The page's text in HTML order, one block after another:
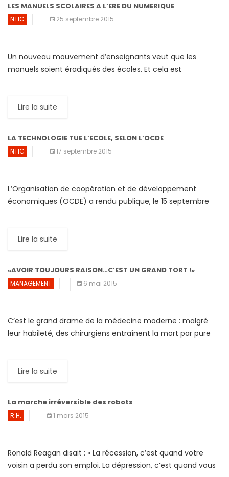
LES MANUELS SCOLAIRES A L’ERE DU NUMERIQUE
NTIC 25 septembre 2015
Un nouveau mouvement d’enseignants veut que les
manuels soient éradiqués des écoles. Et cela est
Lire la suite
LA TECHNOLOGIE TUE L’ECOLE, SELON L’OCDE
NTIC 17 septembre 2015
L’Organisation de coopération et de développement
économiques (OCDE) a rendu publique, le 15 septembre
Lire la suite
«AVOIR TOUJOURS RAISON…C’EST UN GRAND TORT !»
MANAGEMENT 6 mai 2015
C’est le grand drame de la médecine moderne : malgré
leur habileté, des chirurgiens entraînent la mort par pure
Lire la suite
La marche irréversible des robots
R.H. 1 mars 2015
Ronald Reagan disait : « La récession, c’est quand votre
voisin a perdu son emploi. La dépression, c’est quand vous